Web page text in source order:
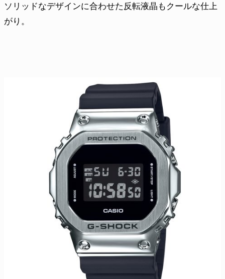
ソリッドなデザインに合わせた反転液晶もクールな仕上
がり。